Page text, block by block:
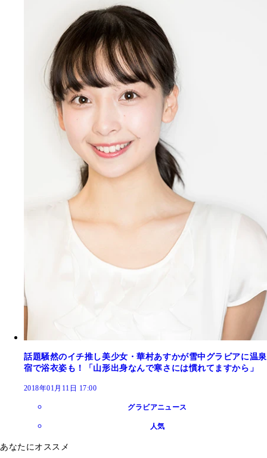
話題騒然のイチ推し美少女・華村あすかが雪中グラビアに温泉
宿で浴衣姿も！「山形出身なんで寒さには慣れてますから」
2018年01月11日 17:00
グラビアニュース
人気
あなたにオススメ